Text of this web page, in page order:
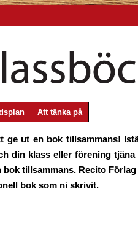
Att tänka på
ge ut en bok tillsammans!
din klass eller förening tjäna
tillsammans. Recito
bok som ni skrivit.